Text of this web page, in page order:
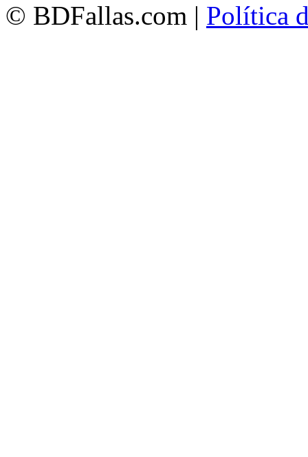
© BDFallas.com | Política